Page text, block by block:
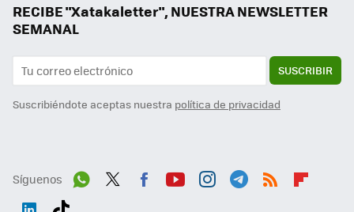
RECIBE "Xatakaletter", NUESTRA NEWSLETTER
SEMANAL
SUSCRIBIR
Suscribiéndote aceptas nuestra política de privacidad
Síguenos